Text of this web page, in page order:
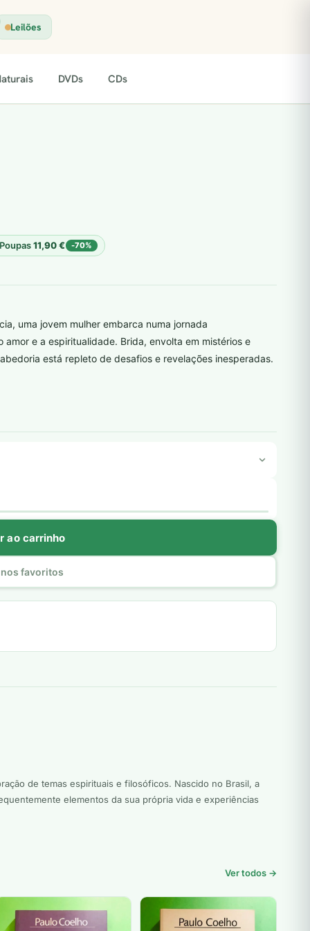
Leilões
DVDs CDs
Poupas11,90€ -70%
uma jovem mulher embarca numa jornada
e a espiritualidade. Brida, envolta em mistérios e
está repleto de desafios e revelações inesperadas.
ao carrinho
favoritos
de temas espirituais e filosóficos. Nascido no Brasil, a
elementos da sua própria vida e experiências
Ver todos →